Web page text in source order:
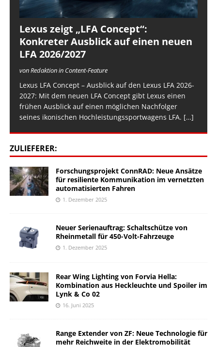
Lexus zeigt „LFA Concept“:
Konkreter Ausblick auf einen neuen
LFA 2026/2027
von Redaktion in Content-Feature
Lexus LFA Concept – Ausblick auf den Lexus LFA 2026-
2027: Mit dem neuen LFA Concept gibt Lexus einen
frühen Ausblick auf einen möglichen Nachfolger
seines ikonischen Hochleistungssportwagens LFA. […]
ZULIEFERER:
Forschungsprojekt ConnRAD: Neue Ansätze
für resiliente Kommunikation im vernetzten
automatisierten Fahren
1. Dezember 2025
Neuer Serienauftrag: Schaltschütze von
Rheinmetall für 450-Volt-Fahrzeuge
1. Dezember 2025
Rear Wing Lighting von Forvia Hella:
Kombination aus Heckleuchte und Spoiler im
Lynk & Co 02
16. Juni 2025
Range Extender von ZF: Neue Technologie für
mehr Reichweite in der Elektromobilität